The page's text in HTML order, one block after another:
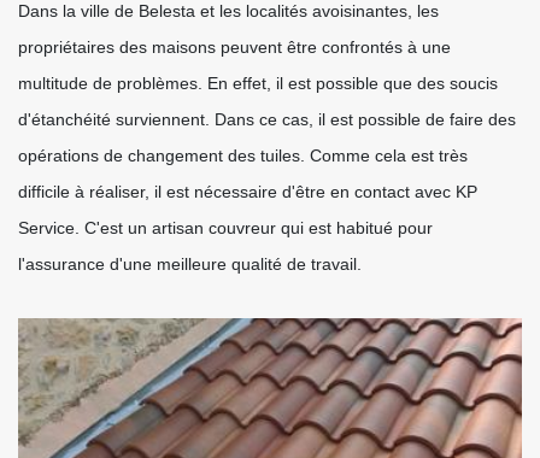
Dans la ville de Belesta et les localités avoisinantes, les
propriétaires des maisons peuvent être confrontés à une
multitude de problèmes. En effet, il est possible que des soucis
d'étanchéité surviennent. Dans ce cas, il est possible de faire des
opérations de changement des tuiles. Comme cela est très
difficile à réaliser, il est nécessaire d'être en contact avec KP
Service. C'est un artisan couvreur qui est habitué pour
l'assurance d'une meilleure qualité de travail.